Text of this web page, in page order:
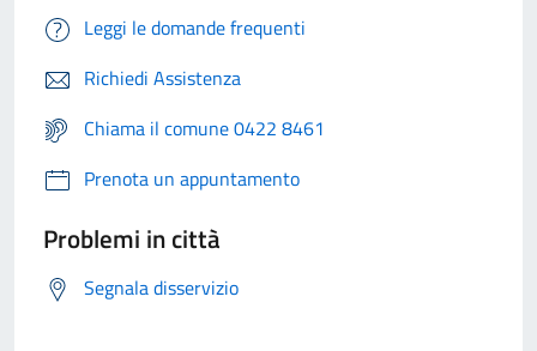
Leggi le domande frequenti
Richiedi Assistenza
Chiama il comune 0422 8461
Prenota un appuntamento
Problemi in città
Segnala disservizio